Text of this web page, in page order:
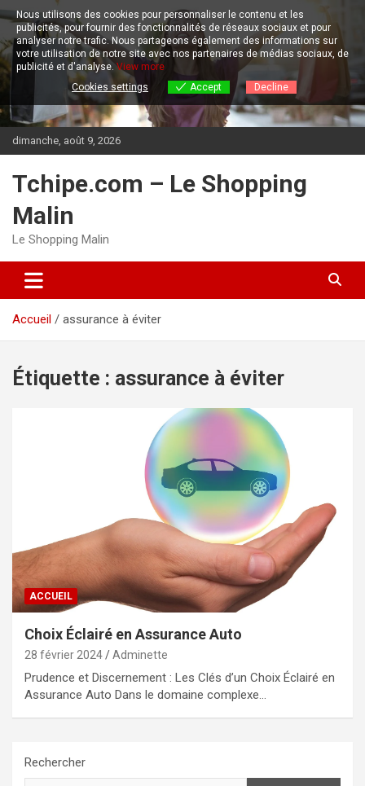
Aller
au
contenu
dimanche, août 9, 2026
Tchipe.com – Le Shopping
Malin
Le Shopping Malin
Accueil assurance à éviter
Étiquette : assurance à éviter
ACCUEIL
Choix Éclairé en Assurance Auto
28 février 2024 Adminette
Prudence et Discernement : Les Clés d’un Choix Éclairé en
Assurance Auto Dans le domaine complexe…
Rechercher
Nous utilisons des cookies pour personnaliser le contenu et les
publicités, pour fournir des fonctionnalités de réseaux sociaux et pour
analyser notre trafic.Nous partageons également des informations sur
votre utilisation de notre site avec nos partenaires de médias sociaux, de
publicité et d'analyse. View more
Cookies settings
Accept Decline